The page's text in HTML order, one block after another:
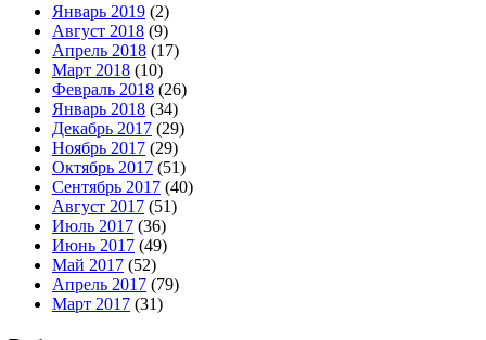
Январь 2019 (2)
Август 2018 (9)
Апрель 2018 (17)
Март 2018 (10)
Февраль 2018 (26)
Январь 2018 (34)
Декабрь 2017 (29)
Ноябрь 2017 (29)
Октябрь 2017 (51)
Сентябрь 2017 (40)
Август 2017 (51)
Июль 2017 (36)
Июнь 2017 (49)
Май 2017 (52)
Апрель 2017 (79)
Март 2017 (31)